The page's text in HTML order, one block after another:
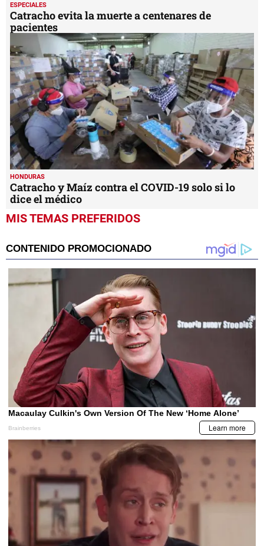
ESPECIALES
Catracho evita la muerte a centenares de
pacientes
HONDURAS
Catracho y Maíz contra el COVID-19 solo si lo
dice el médico
MIS TEMAS PREFERIDOS